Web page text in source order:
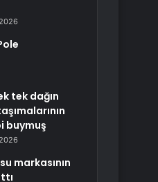
tek dağın
buymuş
markasının